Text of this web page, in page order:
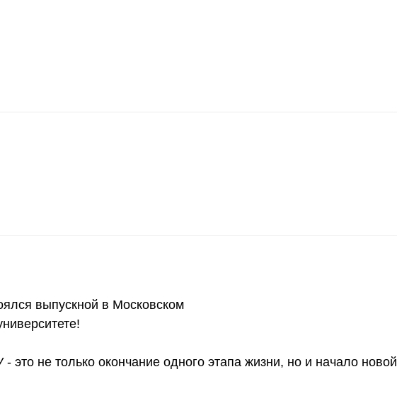
выпускной в Московском
это не только окончание одного этапа жизни, но и начало новой